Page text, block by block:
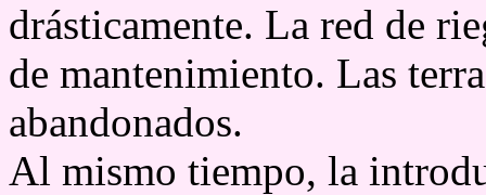
drásticamente. La red de
de mantenimiento. Las
abandonados.
Al mismo tiempo, la